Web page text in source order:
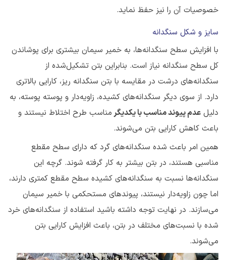
خصوصیات آن را نیز حفظ نماید.
سایز و شکل سنگدانه
با افزایش سطح سنگدانه‌ها، به خمیر سیمان بیشتری برای پوشاندن
کل سطح سنگدانه نیاز است. بنابراین بتن تشکیل‌شده از
سنگدانه‌های درشت در مقایسه با بتن سنگدانه ‌ریز، کارایی بالاتری
دارد. از سوی دیگر سنگدانه‌های کشیده، زاویه‌دار و پوسته پوسته، به
دلیل عدم پیوند مناسب با یکدیگرمناسب طرح اختلاط نیستند و
باعث کاهش کارایی بتن می‌شوند.
همین امر باعث شده سنگدانه‌های گرد که دارای سطح مقطع
مناسبی هستند، در بتن بیشتر به کار گرفته شوند. گرچه این
سنگدانه‌ها نسبت به سنگدانه‌های کشیده سطح مقطع کمتری دارند،
اما چون زاویه‌دار نیستند، پیوندهای مستحکمی با خمیر سیمان
می‌سازند. در نهایت توجه داشته باشید استفاده از سنگدانه‌های خرد
شده با نسبت‌های مختلف در بتن، باعث افزایش کارایی بتن
می‌شوند.